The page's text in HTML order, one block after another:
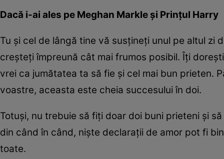
Dacă i-ai ales pe Meghan Markle și Prințul Harry
Tu și cel de lângă tine vă susțineți unul pe altul zi
creșteți împreună cât mai frumos posibil. Îți
vrei ca jumătatea ta să fie și cel mai bun prieten.
voastre, aceasta este cheia succesului în doi.
Totuși, nu trebuie să fiți doar doi buni prieteni și
din când în când, niște declarații de amor pot fi
toate.